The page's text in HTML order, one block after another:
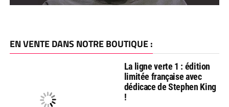
EN VENTE DANS NOTRE BOUTIQUE :
La ligne verte 1 : édition
limitée française avec
dédicace de Stephen King
!